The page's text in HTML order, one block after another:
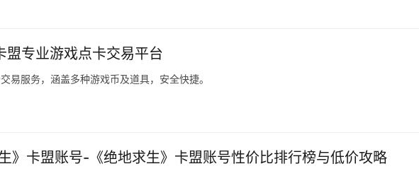
专业游戏点卡交易平台
易服务，涵盖多种游戏币及道具，安全快捷。
》卡盟账号-《绝地求生》卡盟账号性价比排行榜与低价攻略